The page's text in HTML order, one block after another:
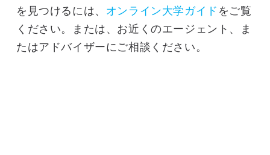
を見つけるには、 オンライン大学ガイド をご覧
ください。または、お近くのエージェント、ま
たはアドバイザーにご相談ください。